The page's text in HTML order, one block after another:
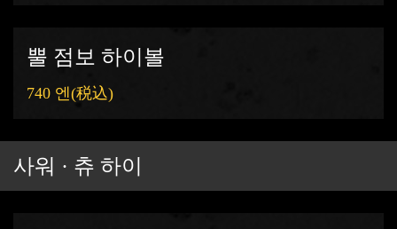
뿔 점보 하이볼
740 엔(税込)
사워 · 츄 하이